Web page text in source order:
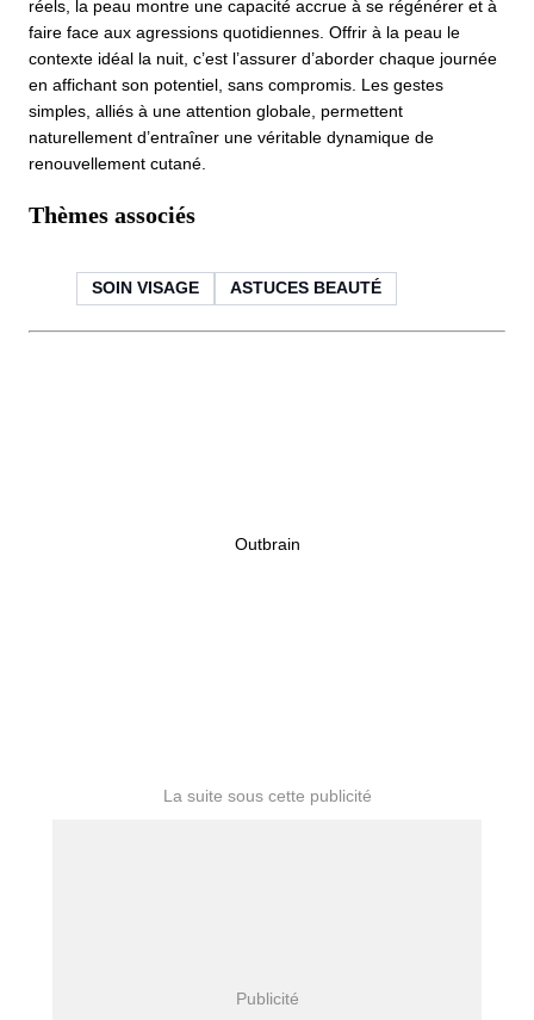
réels, la peau montre une capacité accrue à se régénérer et à
faire face aux agressions quotidiennes. Offrir à la peau le
contexte idéal la nuit, c’est l’assurer d’aborder chaque journée
en affichant son potentiel, sans compromis. Les gestes
simples, alliés à une attention globale, permettent
naturellement d’entraîner une véritable dynamique de
renouvellement cutané.
Thèmes associés
SOIN VISAGE ASTUCES BEAUTÉ
Outbrain